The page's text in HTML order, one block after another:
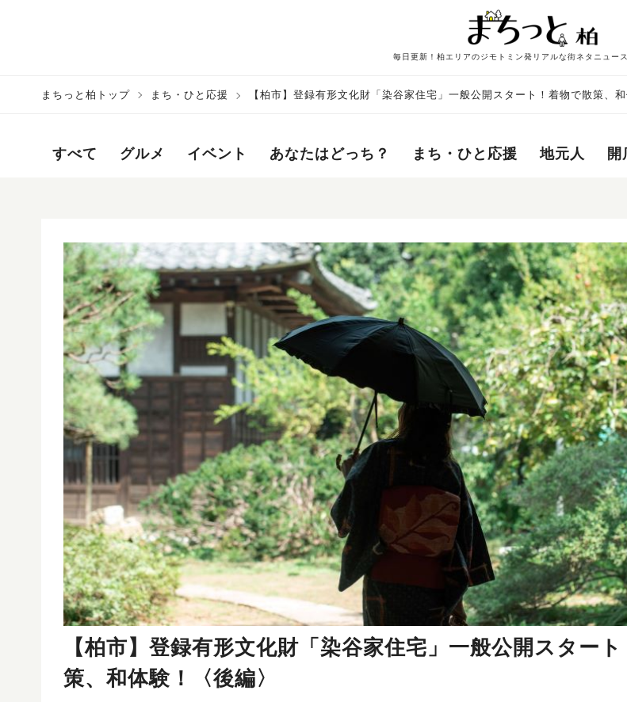
毎日更新！柏エリアのジモトミン発リアルな街ネタニュー
まちっと柏トップ まち・ひと応援 【柏市】登録有形文化財「染谷家住宅」一般公開スタート！着物で散策、和
すべて グルメ イベント あなたはどっち？ まち・ひと応援 地元人 開
【柏市】登録有形文化財「染谷家住宅」一般公開スター
策、和体験！〈後編〉